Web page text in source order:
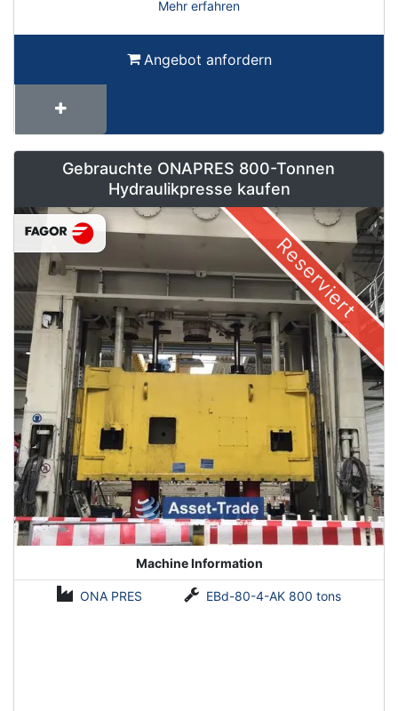
Mehr erfahren
Angebot anfordern
Gebrauchte ONAPRES 800-Tonnen
Hydraulikpresse kaufen
Reserviert
Machine Information
ONA PRES EBd-80-4-AK 800 tons